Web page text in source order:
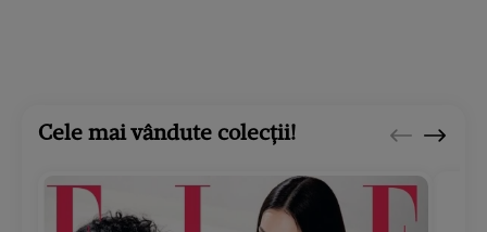
Cele mai vândute colecții!